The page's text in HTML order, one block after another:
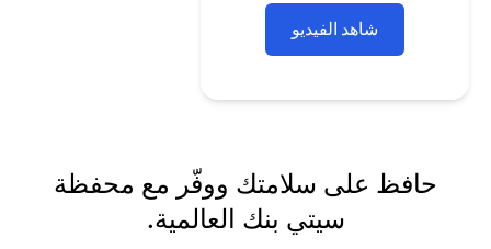
شاهد الفيديو
حافظ على سلامتك ووفّر مع محفظة
سيتي بنك العالمية.